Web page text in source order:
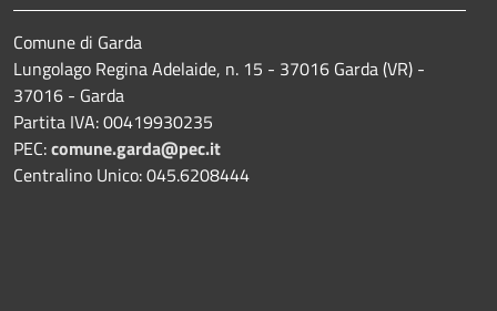
Comune di Garda
Lungolago Regina Adelaide, n. 15 - 37016 Garda (VR) -
37016 - Garda
Partita IVA: 00419930235
PEC:comune.garda@pec.it
Centralino Unico: 045.6208444